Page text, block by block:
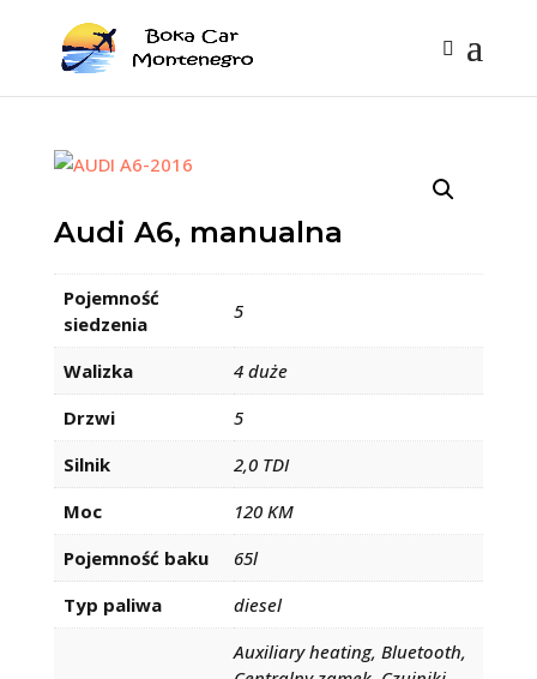
Audi A6, manualna
Pojemność
siedzenia
5
Walizka
4 duże
Drzwi
5
Silnik
2,0 TDI
Moc
120 KM
Pojemność baku
65l
Typ paliwa
diesel
Auxiliary heating, Bluetooth,